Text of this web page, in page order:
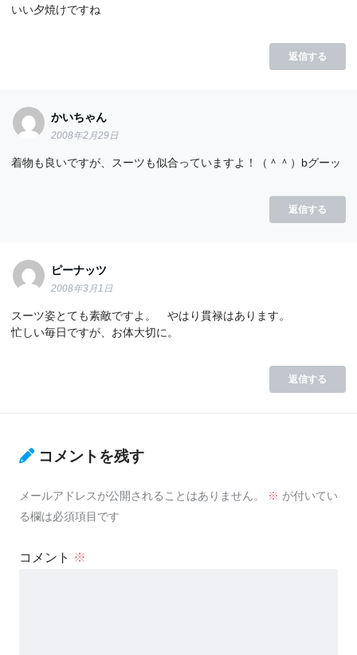
いい夕焼けですね
返信する
かいちゃん
2008年2月29日
着物も良いですが、スーツも似合っていますよ！（＾＾）bグーッ
返信する
ピーナッツ
2008年3月1日
スーツ姿とても素敵ですよ。 やはり貫禄はあります。
忙しい毎日ですが、お体大切に。
返信する
コメントを残す
メールアドレスが公開されることはありません。 ※ が付いてい
る欄は必須項目です
コメント ※